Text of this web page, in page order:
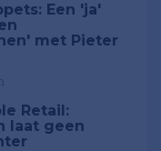
Een 'ja'
met Pieter
Retail:
laat geen